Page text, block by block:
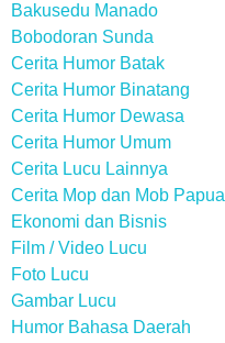
Bakusedu Manado
Bobodoran Sunda
Cerita Humor Batak
Cerita Humor Binatang
Cerita Humor Dewasa
Cerita Humor Umum
Cerita Lucu Lainnya
Cerita Mop dan Mob Papua
Ekonomi dan Bisnis
Film / Video Lucu
Foto Lucu
Gambar Lucu
Humor Bahasa Daerah